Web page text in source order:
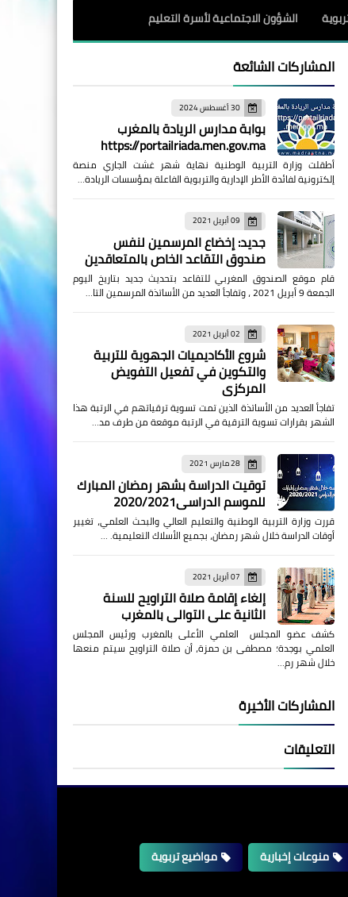
الشؤون الاجتماعية لأسرة التعليم
المشاركات الشائعة
30 أغسطس 2024
بوابة مدارس الريادة بالمغرب
https://portailriada.men.gov.ma
أطقلت وزارة التربية الوطنية نهاية شهر غشت الجاري منصة
إلكترونية لفائدة الأطر الإدارية والتربوية الفاعلة بمؤسسات الريادة…
09 أبريل 2021
جديد: إخضاع المرسمين لنفس
صندوق التقاعد الخاص بالمتعاقدين
قام موقع الصندوق المغربي للتقاعد بتحديث جديد بتاريخ اليوم
الجمعة 9 أبريل 2021 ، وتفاجأ العديد من الأساتذة المرسمين التا…
02 أبريل 2021
شروع الأكاديميات الجهوية للتربية
والتكوين في تفعيل التفويض
المركزي
تفاجأ العديد من الأساتذة الذين تمت تسوية ترقياتهم في الرتبة هذا
الشهر بقرارات تسوية الترقية في الرتبة موقعة من طرف مد…
28 مارس 2021
توقيت الدراسة بشهر رمضان المبارك
للموسم الدراسي2020/2021
قررت وزارة التربية الوطنية والتعليم العالي والبحث العلمي، تغيير
أوقات الدراسة خلال شهر رمضان، بجميع الأسلاك التعليمية. …
07 أبريل 2021
إلغاء إقامة صلاة التراويح للسنة
الثانية على التوالي بالمغرب
كشف عضو المجلس العلمي الأعلى بالمغرب ورئيس المجلس
العلمي بوجدة؛ مصطفى بن حمزة، أن صلاة التراويح سيتم منعها
خلال شهر رم…
المشاركات الأخيرة
التعليقات
منوعات إخبارية
مواضيع تربوية